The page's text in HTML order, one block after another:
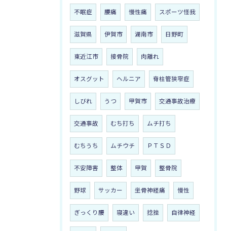
不眠症 腰痛 慢性痛 スポーツ怪我
滋賀県 伊賀市 湖南市 日野町
東近江市 接骨院 肉離れ
オスグット ヘルニア 脊柱管狭窄症
しびれ うつ 甲賀市 交通事故治療
交通事故 むち打ち ムチ打ち
むちうち ムチウチ ＰＴＳＤ
不安障害 整体 甲賀 整骨院
野球 サッカー 坐骨神経痛 慢性
ぎっくり腰 寝違い 捻挫 自律神経